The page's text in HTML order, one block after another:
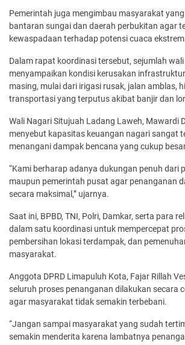
Pemerintah juga mengimbau masyarakat
bantaran sungai dan daerah perbukitan agar
kewaspadaan terhadap potensi cuaca
Dalam rapat koordinasi tersebut, sejumlah
menyampaikan kondisi kerusakan
masing, mulai dari irigasi rusak, jalan amblas,
transportasi yang terputus akibat banjir dan
Wali Nagari Situjuah Ladang Laweh, Mawardi
menyebut kapasitas keuangan nagari sangat
menangani dampak bencana yang cukup
“Kami berharap adanya dukungan penuh dari
maupun pemerintah pusat agar penanganan
secara maksimal,” ujarnya.
Saat ini, BPBD, TNI, Polri, Damkar, serta para
dalam satu koordinasi untuk mempercepat
pembersihan lokasi terdampak, dan
masyarakat.
Anggota DPRD Limapuluh Kota, Fajar Rillah
seluruh proses penanganan dilakukan secara
agar masyarakat tidak semakin terbebani.
“Jangan sampai masyarakat yang sudah
semakin menderita karena lambatnya